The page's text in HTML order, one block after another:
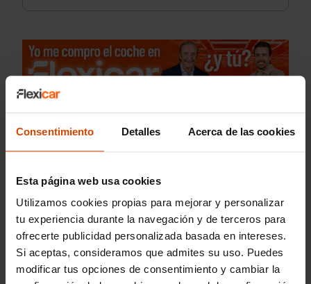
Consentimiento Detalles Acerca de las cookies
Esta página web usa cookies
Utilizamos cookies propias para mejorar y personalizar
tu experiencia durante la navegación y de terceros para
ofrecerte publicidad personalizada basada en intereses.
Si aceptas, consideramos que admites su uso. Puedes
modificar tus opciones de consentimiento y cambiar la